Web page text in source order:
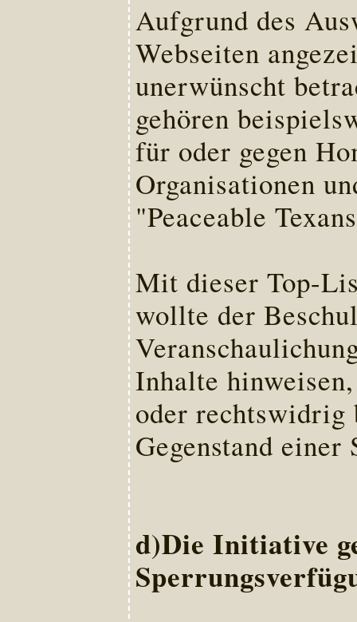
Aufgrund des
Webseiten
unerwünscht
gehören
für oder gegen
Organisationen
"Peaceable
Mit dieser Top-
wollte der
Inhalte
oder rechtswidrig
Gegenstand
d)Die Initiative